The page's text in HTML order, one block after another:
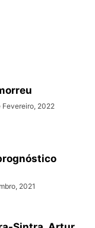
Fevereiro, 2022
2021